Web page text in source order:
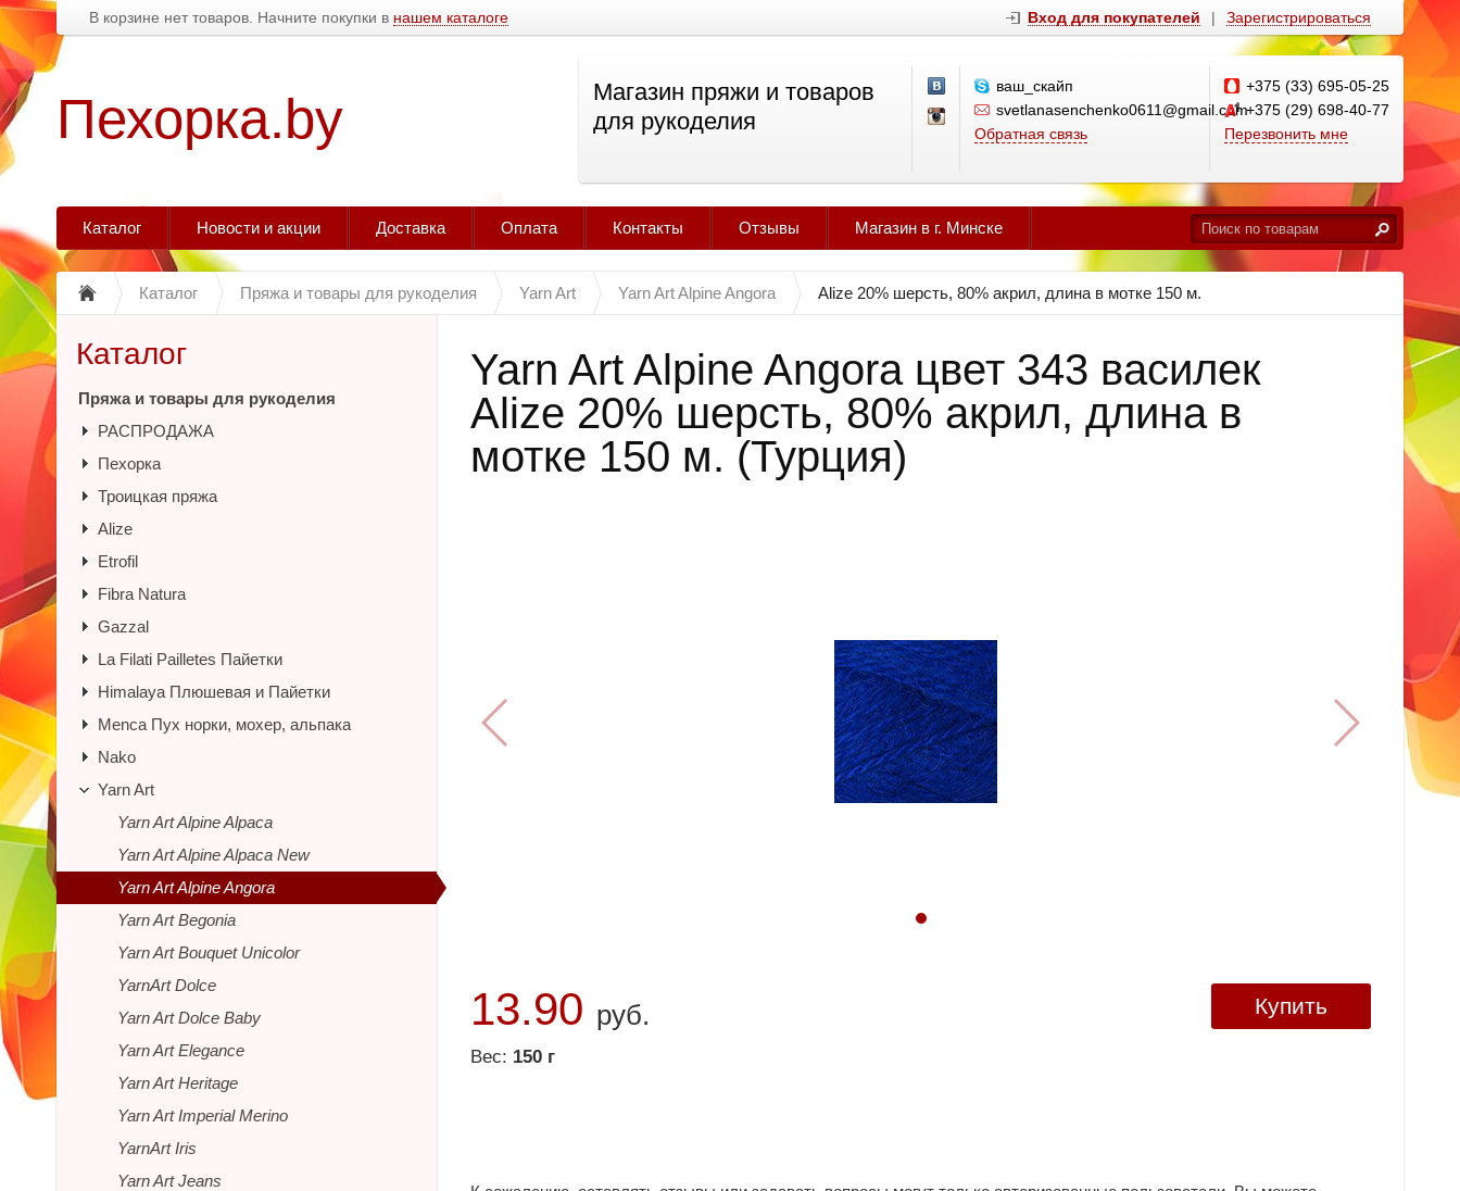
В корзине нет товаров. Начните покупки в нашем каталоге Вход для покупателей | Зарегистрироваться
Пехорка.by
Магазин пряжи и товаров
для рукоделия
ваш_скайп
svetlanasenchenko0611@gmail.com
Обратная связь
+375 (33) 695-05-25
+375 (29) 698-40-77
Перезвонить мне
Каталог Новости и акции Доставка Оплата Контакты Отзывы Магазин в г. Минске
Каталог Пряжа и товары для рукоделия Yarn Art Yarn Art Alpine Angora Alize 20% шерсть, 80% акрил, длина в мотке 150 м.
Yarn Art Alpine Angora цвет 343 василек
Alize 20% шерсть, 80% акрил, длина в
мотке 150 м. (Турция)
13.90 руб.
Вес: 150 г
Купить
Каталог
Пряжа и товары для рукоделия
РАСПРОДАЖА
Пехорка
Троицкая пряжа
Alize
Etrofil
Fibra Natura
Gazzal
La Filati Pailletes Пайетки
Himalaya Плюшевая и Пайетки
Menca Пух норки, мохер, альпака
Nako
Yarn Art
Yarn Art Alpine Alpaca
Yarn Art Alpine Alpaca New
Yarn Art Alpine Angora
Yarn Art Begonia
Yarn Art Bouquet Unicolor
YarnArt Dolce
Yarn Art Dolce Baby
Yarn Art Elegance
Yarn Art Heritage
Yarn Art Imperial Merino
YarnArt Iris
Yarn Art Jeans